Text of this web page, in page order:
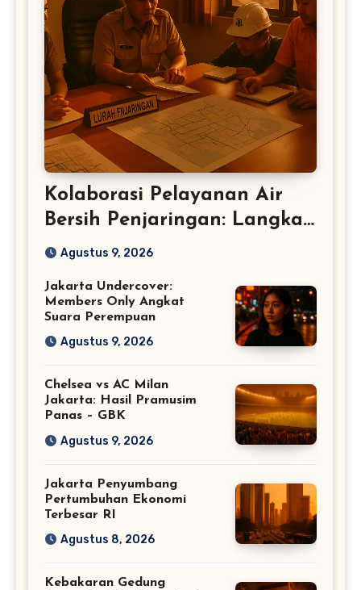
Kolaborasi Pelayanan Air
Bersih Penjaringan: Langkah
Baru DKI
Agustus 9, 2026
Jakarta Undercover:
Members Only Angkat
Suara Perempuan
Agustus 9, 2026
Chelsea vs AC Milan
Jakarta: Hasil Pramusim
Panas – GBK
Agustus 9, 2026
Jakarta Penyumbang
Pertumbuhan Ekonomi
Terbesar RI
Agustus 8, 2026
Kebakaran Gedung